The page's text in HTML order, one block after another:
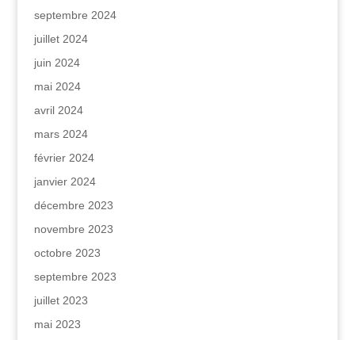
septembre 2024
juillet 2024
juin 2024
mai 2024
avril 2024
mars 2024
février 2024
janvier 2024
décembre 2023
novembre 2023
octobre 2023
septembre 2023
juillet 2023
mai 2023